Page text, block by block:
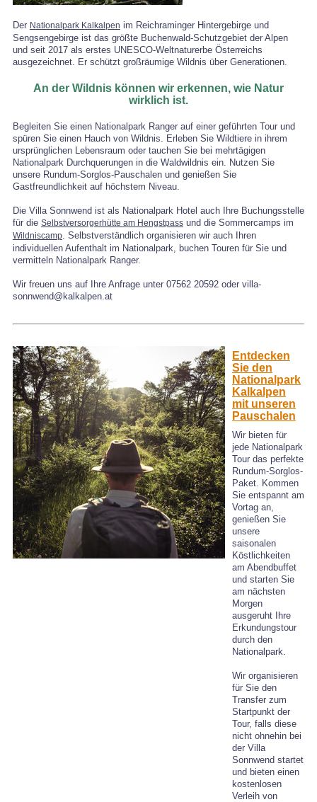
Der Nationalpark Kalkalpen im Reichraminger Hintergebirge und
Sengsengebirge ist das größte Buchenwald-Schutzgebiet der Alpen
und seit 2017 als erstes UNESCO-Weltnaturerbe Österreichs
ausgezeichnet. Er schützt großräumige Wildnis über Generationen.
An der Wildnis können wir erkennen, wie Natur
wirklich ist.
Begleiten Sie einen Nationalpark Ranger auf einer geführten Tour und
spüren Sie einen Hauch von Wildnis. Erleben Sie Wildtiere in ihrem
ursprünglichen Lebensraum oder tauchen Sie bei mehrtägigen
Nationalpark Durchquerungen in die Waldwildnis ein. Nutzen Sie
unsere Rundum-Sorglos-Pauschalen und genießen Sie
Gastfreundlichkeit auf höchstem Niveau.
Die Villa Sonnwend ist als Nationalpark Hotel auch Ihre Buchungsstelle
für die Selbstversorgerhütte am Hengstpassund die Sommercamps im
Wildniscamp. Selbstverständlich organisieren wir auch Ihren
individuellen Aufenthalt im Nationalpark, buchen Touren für Sie und
vermitteln Nationalpark Ranger.
Wir freuen uns auf Ihre Anfrage unter 07562 20592 oder villa-
sonnwend@kalkalpen.at
Entdecken
Sie den
Nationalpark
Kalkalpen
mit unseren
Pauschalen
Wir bieten für
jede Nationalpark
Tour das perfekte
Rundum-Sorglos-
Paket. Kommen
Sie entspannt am
Vortag an,
genießen Sie
unsere
saisonalen
Köstlichkeiten
am Abendbuffet
und starten Sie
am nächsten
Morgen
ausgeruht Ihre
Erkundungstour
durch den
Nationalpark.
Wir organisieren
für Sie den
Transfer zum
Startpunkt der
Tour, falls diese
nicht ohnehin bei
der Villa
Sonnwend startet
und bieten einen
kostenlosen
Verleih von